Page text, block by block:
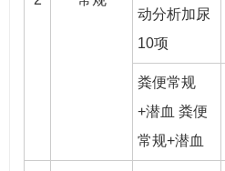
动分析加尿
10项
粪便常规
+潜血 粪便
常规+潜血